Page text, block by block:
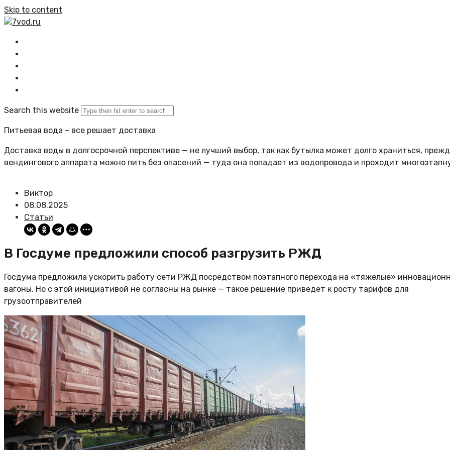
Skip to content
7vod.ru
Search this website
Питьевая вода – все решает доставка
Доставка воды в долгосрочной перспективе — не лучший выбор, так как бутылка может долго храниться,
вендингового аппарата можно пить без опасений — туда она попадает из водопровода и проходит
Виктор
08.08.2025
Статьи
В Госдуме предложили способ разгрузить РЖД
Госдума предложила ускорить работу сети РЖД посредством поэтапного перехода на «тяжелые»
вагоны. Но с этой инициативой не согласны на рынке — такое решение приведет к росту тарифов для
грузоотправителей